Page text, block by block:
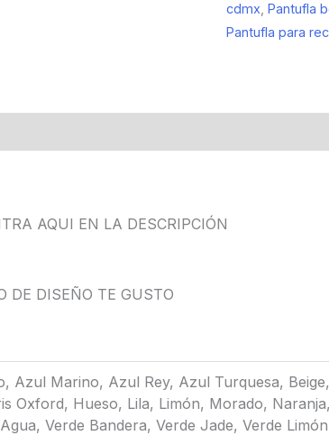
cdmx Pantufla
Pantufla para
AQUI EN LA DESCRIPCIÓN
DE DISEÑO TE GUSTO
Azul Marino, Azul Rey, Azul Turquesa,
Oxford, Hueso, Lila, Limón, Morado,
Verde Bandera, Verde Jade, Verde